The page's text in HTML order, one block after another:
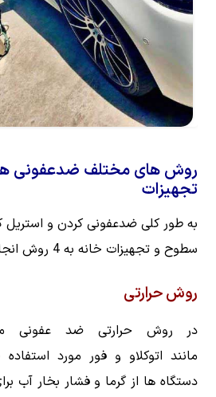
روش های مختلف ضدعفونی
تجهیزات
به طور کلی ضدعفونی کردن و استریل
سطوح و تجهیزات خانه به 4 روش انجام می شود.
روش حرارتی
در روش حرارتی ضد عفونی
مانند اتوکلاو و فور مورد
دستگاه ها از گرما و فشار بخار آب